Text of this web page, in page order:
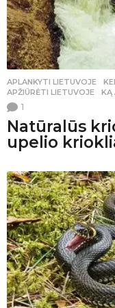
APLANKYTI LIETUVOJE ,
APŽIŪRĖTI LIETUVOJE
,KĄ
1
Natūralūs
upelio